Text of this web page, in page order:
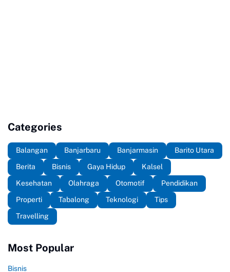
Categories
Balangan Banjarbaru Banjarmasin
Barito Utara
Berita
Bisnis Gaya Hidup
Kalsel
Kesehatan
Olahraga Otomotif
Pendidikan
Properti
Tabalong Teknologi
Tips
Travelling
Most Popular
Bisnis